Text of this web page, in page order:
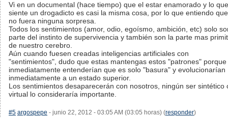
Vi en un documental (hace tiempo) que el estar enamorado y lo que
siente un drogadicto es casi la misma cosa, por lo que entiendo que
no fuera ninguna sorpresa.
Todos los sentimientos (amor, odio, egoísmo, ambición, etc) solo
parte del instinto de supervivencia y también son la parte mas
de nuestro cerebro.
Aún cuando fuesen creadas inteligencias artificiales con
"sentimientos", dudo que estas mantengas estos "patrones" porque
inmediatamente entenderían que es solo "basura" y evolucionarían
inmediatamente a un estado superior.
Los sentimientos desaparecerán con nosotros, ningún ser sintético
virtual lo consideraría importante.
#5 argospepe - junio 22, 2012 - 03:05 AM (03:05 horas) (responder)